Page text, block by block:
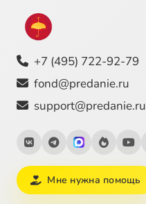
+7 (495) 722-92-79
fond@predanie.ru
support@predanie.ru
Мне нужна помощь